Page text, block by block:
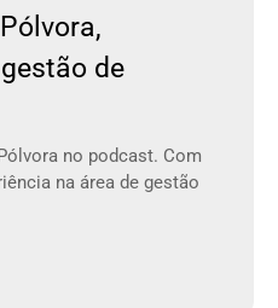
de
no podcast. Com
na área de gestão